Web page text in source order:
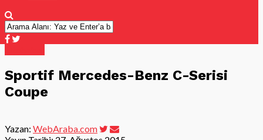
Sportif Mercedes-Benz C-Serisi
Coupe
Yazan: WebAraba.com